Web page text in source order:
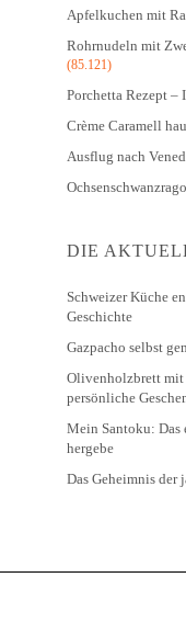
Apfelkuchen mit
Rohrnudeln mit
(85.121)
Porchetta Rezept –
Crème Caramell
Ausflug nach
DIE
Schweizer Küche
Geschichte
Gazpacho selbst
Olivenholzbrett mit
persönliche
Mein Santoku: Das
hergebe
Das Geheimnis der